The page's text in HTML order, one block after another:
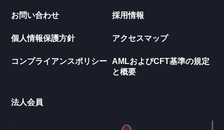
お問い合わせ 採用情報
個人情報保護方針 アクセスマップ
コンプライアンスポリシー
AMLおよびCFT基準の規定
と概要
法人会員